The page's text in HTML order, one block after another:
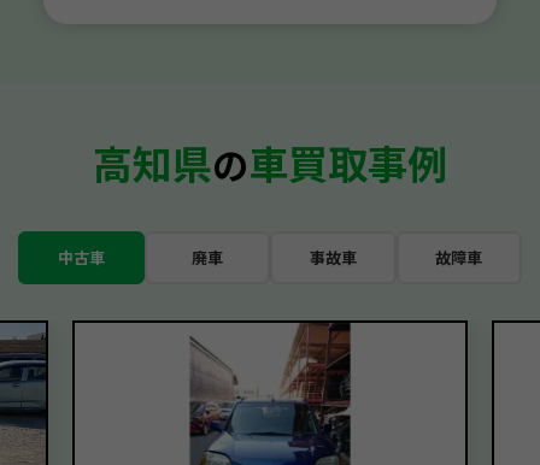
高知県の車買取事例
中古車 廃車 事故車 故障車